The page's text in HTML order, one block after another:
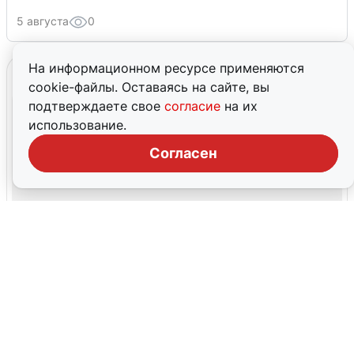
На информационном ресурсе применяются
cookie-файлы. Оставаясь на сайте, вы
подтверждаете свое согласие на их
использование.
Согласен
5 августа 0